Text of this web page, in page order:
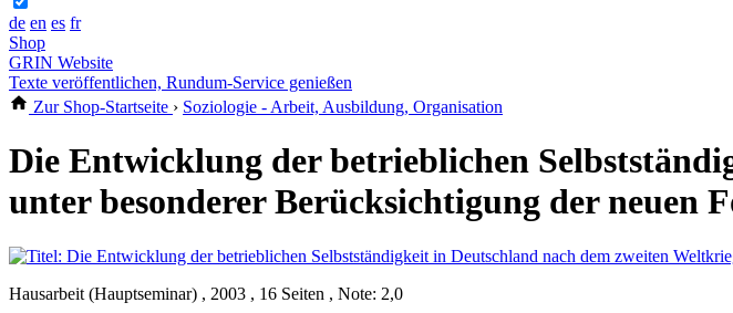
de en es fr
Shop
GRIN Website
Texte veröffentlichen, Rundum-Service genießen
Zur Shop-Startseite › Soziologie - Arbeit, Ausbildung, Organisation
Die Entwicklung der betrieblichen
unter besonderer Berücksichtigung der neuen
Hausarbeit (Hauptseminar) , 2003 , 16 Seiten , Note: 2,0